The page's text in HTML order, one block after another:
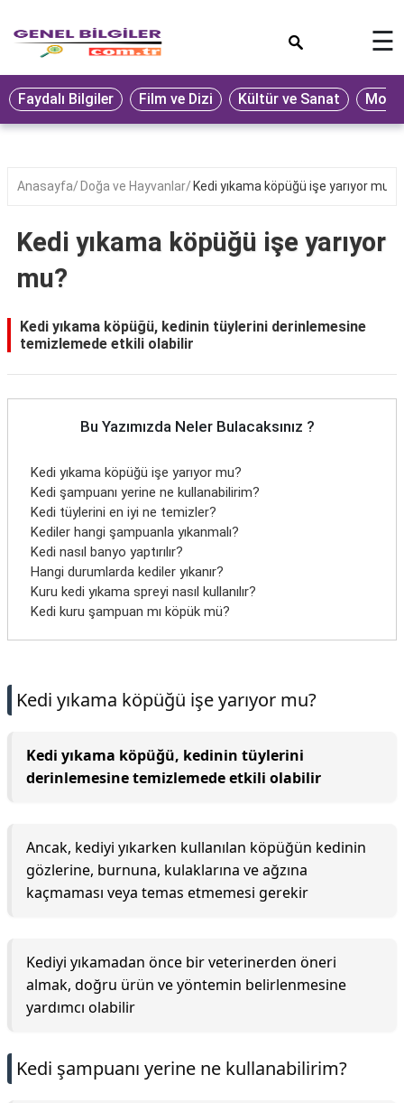
Eğitim
Ekonomi
Seyahat
Oyun
Yaşam
Hukuk
☰
Faydalı Bilgiler Film ve Dizi Kültür ve Sanat
Anasayfa Doğa ve Hayvanlar Kedi yıkama köpüğü işe yarıyor mu?
Kedi yıkama köpüğü işe yarıyor
mu?
Kedi yıkama köpüğü, kedinin tüylerini derinlemesine
temizlemede etkili olabilir
Bu Yazımızda Neler Bulacaksınız ?
Kedi yıkama köpüğü işe yarıyor mu?
Kedi şampuanı yerine ne kullanabilirim?
Kedi tüylerini en iyi ne temizler?
Kediler hangi şampuanla yıkanmalı?
Kedi nasıl banyo yaptırılır?
Hangi durumlarda kediler yıkanır?
Kuru kedi yıkama spreyi nasıl kullanılır?
Kedi kuru şampuan mı köpük mü?
Kedi yıkama köpüğü işe yarıyor mu?
Kedi yıkama köpüğü, kedinin tüylerini
derinlemesine temizlemede etkili olabilir
Ancak, kediyi yıkarken kullanılan köpüğün kedinin
gözlerine, burnuna, kulaklarına ve ağzına
kaçmaması veya temas etmemesi gerekir
Kediyi yıkamadan önce bir veterinerden öneri
almak, doğru ürün ve yöntemin belirlenmesine
yardımcı olabilir
Kedi şampuanı yerine ne kullanabilirim?